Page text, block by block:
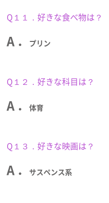
Q１１．好きな食べ物は？
A ． プリン
Q１２．好きな科目は？
A ．体育
Q１３．好きな映画は？
A ．サスペンス系